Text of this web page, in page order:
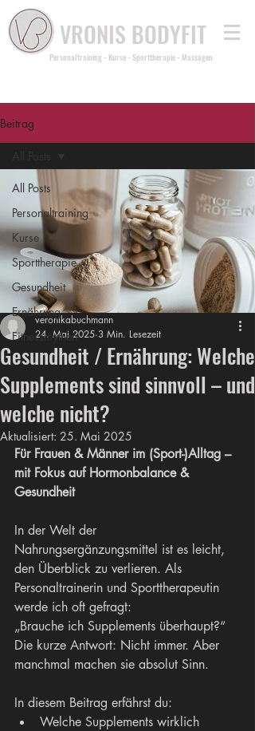
VRONIS BODYFIT
Personaltraining - Kurse - Sporttherapie - Massagen
Beitrag
All Posts
Personaltraining
Kurse
Sporttherapie
Gesundheit
Ernährung
Fitnessmythen
Gesundheit / Ernährung: Welche
Supplements sind sinnvoll – und
welche nicht?
veronikabuchmann
24. Mai 2025 3 Min. Lesezeit
Aktualisiert: 25. Mai 2025
Für Frauen & Männer im (Sport-)Alltag –
mit Fokus auf Hormonbalance &
Gesundheit
In der Welt der
Nahrungsergänzungsmittel ist es leicht,
den Überblick zu verlieren. Als
Personaltrainerin und Sporttherapeutin
werde ich oft gefragt:
„Brauche ich Supplements überhaupt?“
Die kurze Antwort: Nicht immer. Aber
manchmal machen sie absolut Sinn.
In diesem Beitrag erfährst du:
Welche Supplements wirklich